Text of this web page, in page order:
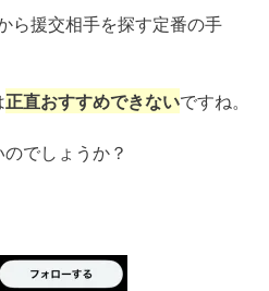
ら援交相手を探す定番の手
正直おすすめできないですね。
でしょうか？